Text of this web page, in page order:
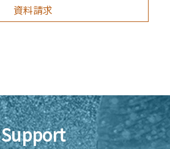
資料請求
Support